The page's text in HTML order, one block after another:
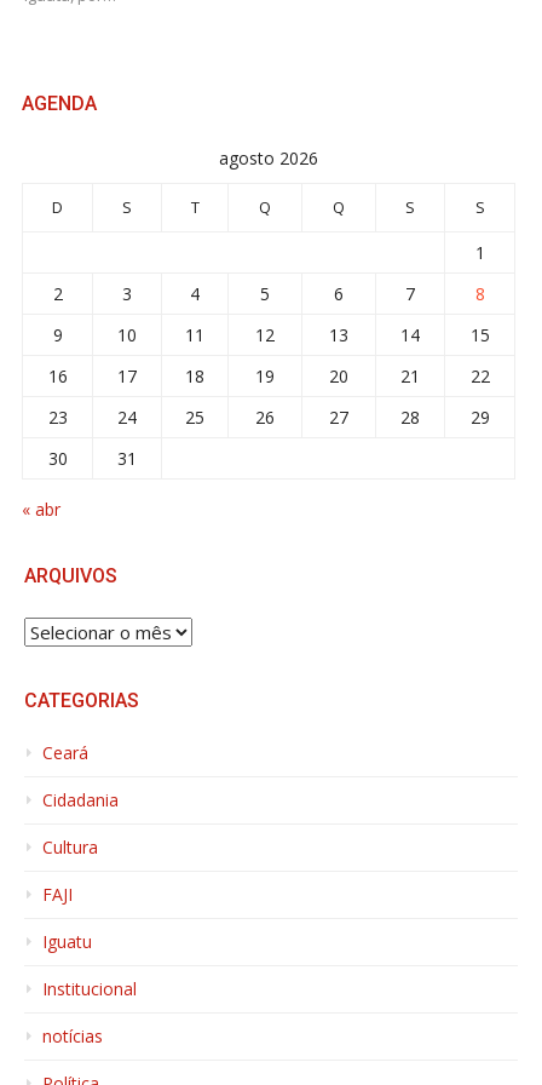
AGENDA
agosto 2026
D S T Q Q S S
1
2
3 4 5 6 7
8
9
10 11 12 13 14
15
16
17 18 19 20 21
22
23
24 25 26 27 28
29
30
31
« abr
ARQUIVOS
ARQUIVOS
CATEGORIAS
Ceará
Cidadania
Cultura
FAJI
Iguatu
Institucional
notícias